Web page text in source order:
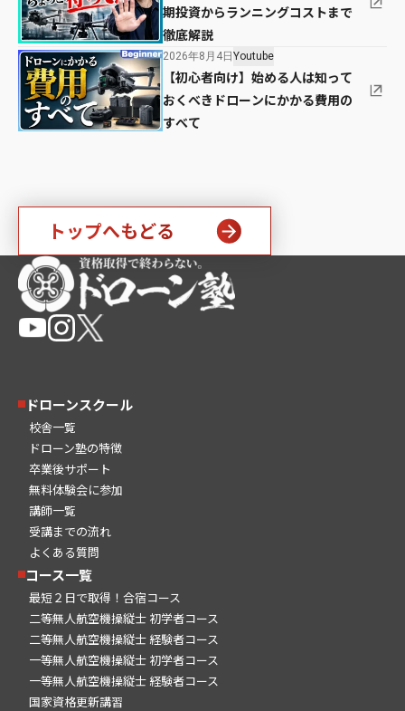
期投資からランニングコストまで
徹底解説
2026年8月4日 Youtube
【初心者向け】始める人は知って
おくべきドローンにかかる費用の
すべて
トップへもどる
ドローンスクール
校舎一覧
ドローン塾の特徴
卒業後サポート
無料体験会に参加
講師一覧
受講までの流れ
よくある質問
コース一覧
最短２日で取得！合宿コース
二等無人航空機操縦士 初学者コース
二等無人航空機操縦士 経験者コース
一等無人航空機操縦士 初学者コース
一等無人航空機操縦士 経験者コース
国家資格更新講習